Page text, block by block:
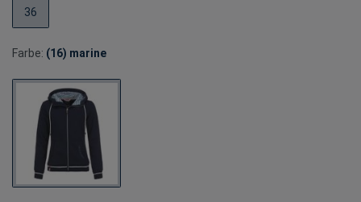
36
Farbe: (16) marine